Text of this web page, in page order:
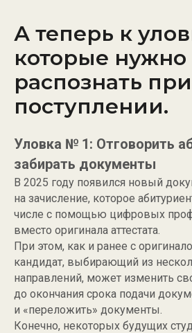
А теперь к
которые
распознать при
поступлении.
Уловка № 1: Отговорить
забирать документы
В 2025 году появился новый
на зачисление, которое
числе с помощью цифровых
вместо оригинала аттестата.
При этом, как и ранее с
кандидат, выбирающий из
направлений, может изменить
до окончания срока подачи
и «переложить» документы.
Конечно, некоторых будущих